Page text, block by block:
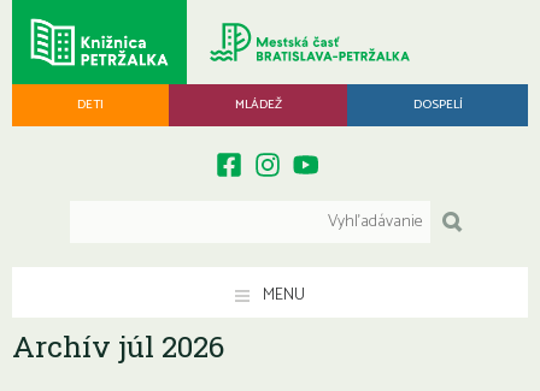
DETI MLÁDEŽ DOSPELÍ
MENU
Archív júl 2026